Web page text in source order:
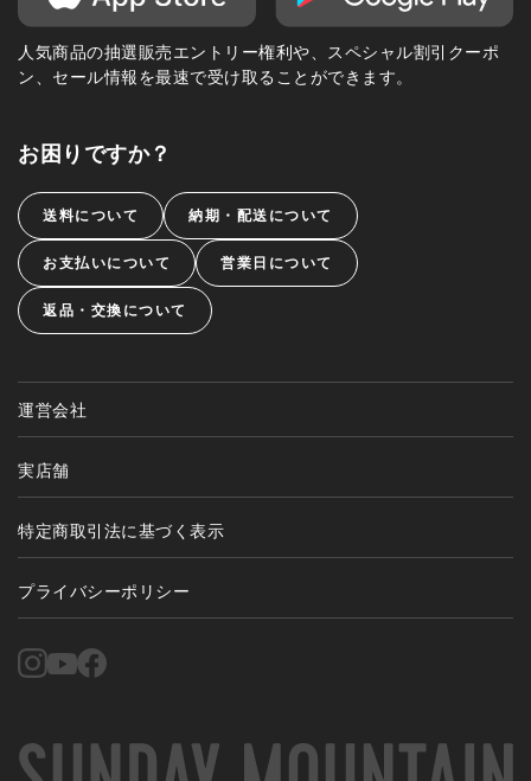
人気商品の抽選販売エントリー権利や、スペシャル割引クーポ
ン、セール情報を最速で受け取ることができます。
お困りですか？
送料について 納期・配送について
お支払いについて 営業日について
返品・交換について
運営会社
実店舗
特定商取引法に基づく表示
プライバシーポリシー